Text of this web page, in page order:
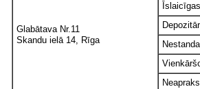
Glabātava Nr.11
Skandu ielā 14, Rīga
Īslaicīgas